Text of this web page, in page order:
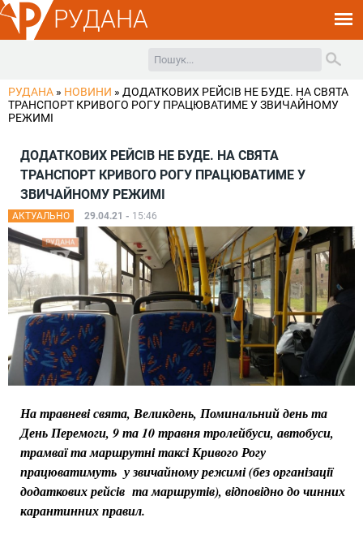
РУДАНА
РУДАНА » НОВИНИ » ДОДАТКОВИХ РЕЙСІВ НЕ БУДЕ. НА СВЯТА
ТРАНСПОРТ КРИВОГО РОГУ ПРАЦЮВАТИМЕ У ЗВИЧАЙНОМУ
РЕЖИМІ
ДОДАТКОВИХ РЕЙСІВ НЕ БУДЕ. НА СВЯТА
ТРАНСПОРТ КРИВОГО РОГУ ПРАЦЮВАТИМЕ У
ЗВИЧАЙНОМУ РЕЖИМІ
АКТУАЛЬНО 29.04.21 - 15:46
На травневі свята, Великдень, Поминальний день та
День Перемоги, 9 та 10 травня тролейбуси, автобуси,
трамваї та маршрутні таксі Кривого Рогу
працюватимуть у звичайному режимі (без організації
додаткових рейсів та маршрутів), відповідно до чинних
карантинних правил.